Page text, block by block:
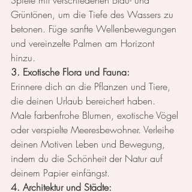
Grüntönen, um die Tiefe des Wassers zu
betonen. Füge sanfte Wellenbewegungen
und vereinzelte Palmen am Horizont
hinzu.
3. Exotische Flora und Fauna:
Erinnere dich an die Pflanzen und Tiere,
die deinen Urlaub bereichert haben.
Male farbenfrohe Blumen, exotische Vögel
oder verspielte Meeresbewohner. Verleihe
deinen Motiven Leben und Bewegung,
indem du die Schönheit der Natur auf
deinem Papier einfängst.
4. Architektur und Städte: